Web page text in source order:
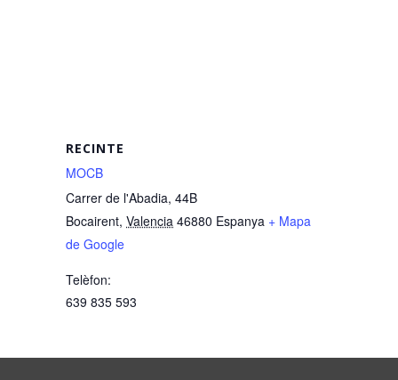
RECINTE
MOCB
Carrer de l'Abadia, 44B
Bocairent, Valencia 46880 Espanya + Mapa
de Google
Telèfon:
639 835 593